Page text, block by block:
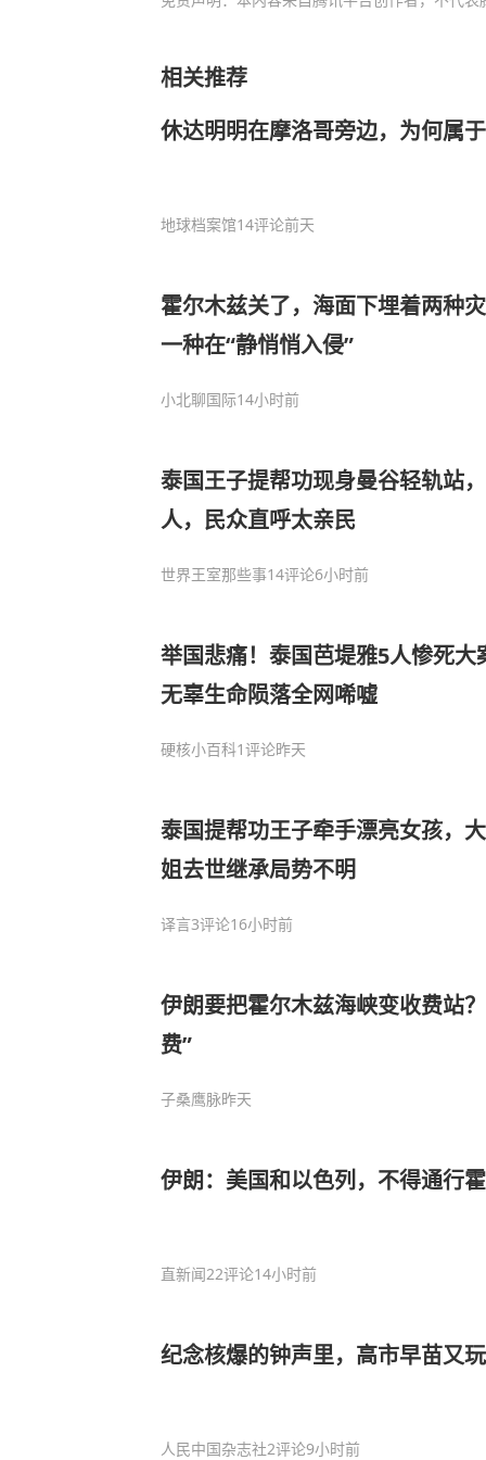
相关推荐
休达明明在摩洛哥旁边，为何属
地球档案馆14评论前天
霍尔木兹关了，海面下埋着两种
一种在“静悄悄入侵”
小北聊国际14小时前
泰国王子提帮功现身曼谷轻轨站
人，民众直呼太亲民
世界王室那些事14评论6小时前
举国悲痛！泰国芭堤雅5人惨死大
无辜生命陨落全网唏嘘
硬核小百科1评论昨天
泰国提帮功王子牵手漂亮女孩，
姐去世继承局势不明
译言3评论16小时前
伊朗要把霍尔木兹海峡变收费站
费”
子桑鹰脉昨天
伊朗：美国和以色列，不得通行
直新闻22评论14小时前
纪念核爆的钟声里，高市早苗又
人民中国杂志社2评论9小时前